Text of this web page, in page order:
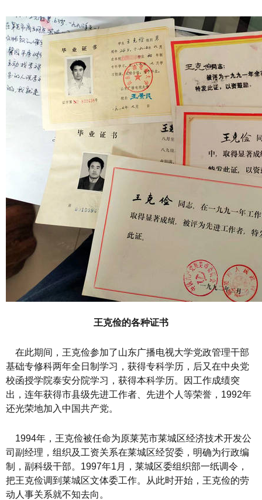
王克俭的各种证书
在此期间，王克俭参加了山东广播电视大学党政管理干部
基础专修科两年全日制学习，获得专科学历，后又在中央党
校函授学院泰安分院学习，获得本科学历。因工作成绩突
出，连年获得市县级先进工作者、先进个人等荣誉，1992年
还光荣地加入中国共产党。
1994年，王克俭被任命为原莱芜市莱城区经济技术开发公
司副经理，组织及工资关系在莱城区经贸委，明确为行政编
制，副科级干部。1997年1月，莱城区委组织部一纸调令，
把王克俭调到莱城区文体委工作。从此时开始，王克俭的劳
动人事关系就不知去向。